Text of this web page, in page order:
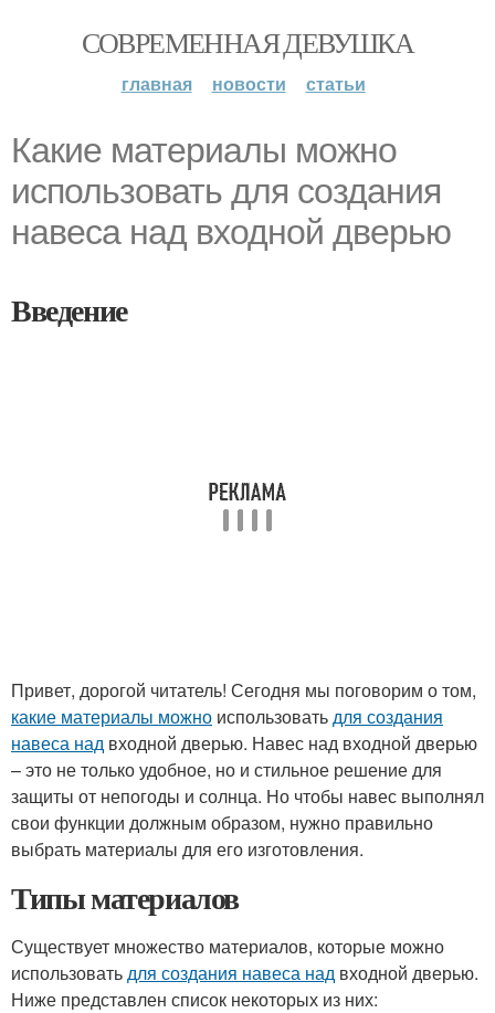
СОВРЕМЕННАЯ ДЕВУШКА
главная новости статьи
Какие материалы можно
использовать для создания
навеса над входной дверью
Введение
Привет, дорогой читатель! Сегодня мы поговорим о том,
какие материалы можно использоватьдля создания
навеса над входной дверью. Навес над входной дверью
– это не только удобное, но и стильное решение для
защиты от непогоды и солнца. Но чтобы навес выполнял
свои функции должным образом, нужно правильно
выбрать материалы для его изготовления.
Типы материалов
Существует множество материалов, которые можно
использоватьдля создания навеса над входной дверью.
Ниже представлен список некоторых из них: